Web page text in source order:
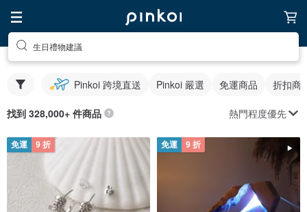
生日禮物建議
Pinkoi 跨境直送 Pinkoi 嚴選 免運商品 折扣商
找到 328,000+ 件商品 熱門程度優先
免運 9 折 免運 9 折